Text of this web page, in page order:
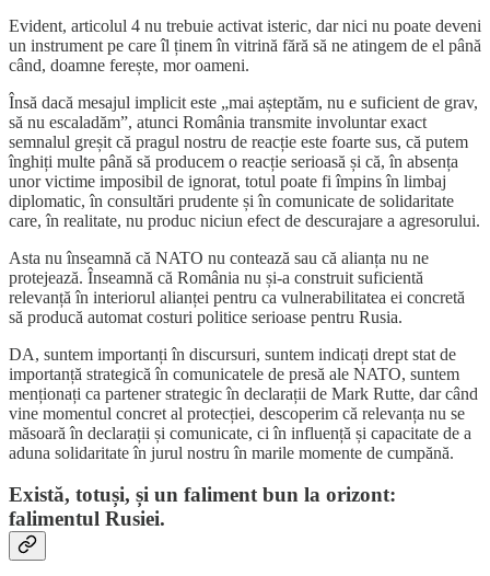
Evident, articolul 4 nu trebuie activat isteric, dar nici nu poate deveni
un instrument pe care îl ținem în vitrină fără să ne atingem de el până
când, doamne ferește, mor oameni.
Însă dacă mesajul implicit este „mai așteptăm, nu e suficient de grav,
să nu escaladăm”, atunci România transmite involuntar exact
semnalul greșit că pragul nostru de reacție este foarte sus, că putem
înghiți multe până să producem o reacție serioasă și că, în absența
unor victime imposibil de ignorat, totul poate fi împins în limbaj
diplomatic, în consultări prudente și în comunicate de solidaritate
care, în realitate, nu produc niciun efect de descurajare a agresorului.
Asta nu înseamnă că NATO nu contează sau că alianța nu ne
protejează. Înseamnă că România nu și-a construit suficientă
relevanță în interiorul alianței pentru ca vulnerabilitatea ei concretă
să producă automat costuri politice serioase pentru Rusia.
DA, suntem importanți în discursuri, suntem indicați drept stat de
importanță strategică în comunicatele de presă ale NATO, suntem
menționați ca partener strategic în declarații de Mark Rutte, dar când
vine momentul concret al protecției, descoperim că relevanța nu se
măsoară în declarații și comunicate, ci în influență și capacitate de a
aduna solidaritate în jurul nostru în marile momente de cumpănă.
Există, totuși, și un faliment bun la orizont:
falimentul Rusiei.